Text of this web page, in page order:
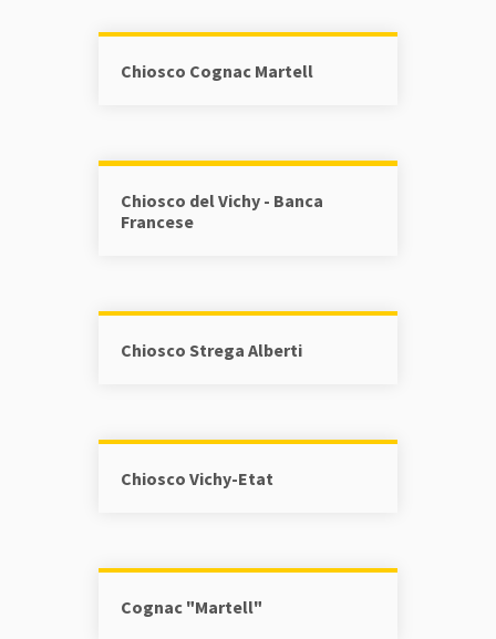
Chiosco Cognac Martell
Chiosco del Vichy - Banca
Francese
Chiosco Strega Alberti
Chiosco Vichy-Etat
Cognac "Martell"